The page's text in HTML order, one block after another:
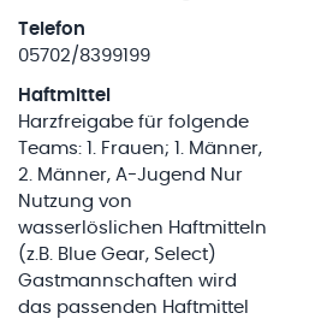
Telefon
05702/8399199
Haftmittel
Harzfreigabe für folgende
Teams: 1. Frauen; 1. Männer,
2. Männer, A-Jugend Nur
Nutzung von
wasserlöslichen Haftmitteln
(z.B. Blue Gear, Select)
Gastmannschaften wird
das passenden Haftmittel